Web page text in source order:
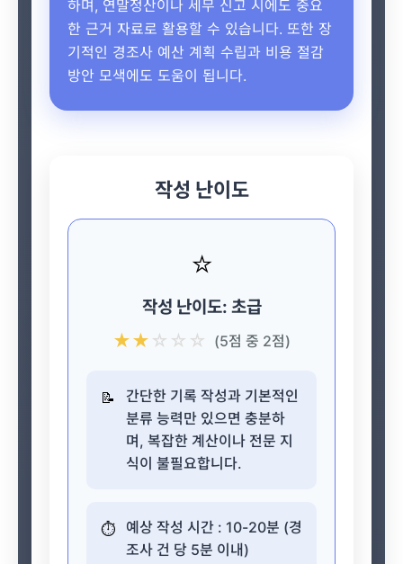
하며, 연말정산이나 세무 신고 시에도 중요
한 근거 자료로 활용할 수 있습니다. 또한 장
기적인 경조사 예산 계획 수립과 비용 절감
방안 모색에도 도움이 됩니다.
작성 난이도
⭐
작성 난이도: 초급
★★ ☆ ☆ ☆ (5점 중 2점)
📝
간단한 기록 작성과 기본적인
분류 능력만 있으면 충분하
며, 복잡한 계산이나 전문 지
식이 불필요합니다.
⏱️
예상 작성 시간 : 10-20분 (경
조사 건 당 5분 이내)